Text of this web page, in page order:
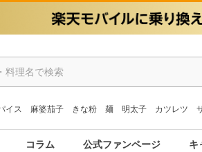
イス 麻婆茄子 きな粉 麺 明太子 カツレツ
コラム 公式ファンページ キ